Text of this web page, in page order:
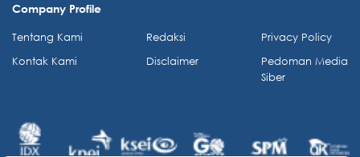
Company Profile
Tentang Kami
Kontak Kami
Redaksi
Disclaimer
Privacy Policy
Pedoman Media
Siber